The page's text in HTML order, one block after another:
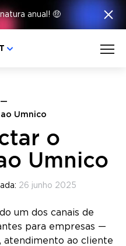
anual! 🤑 ×
o seu idioma
Umnico
o
Umnico
26 junho 2025
um dos canais de
para empresas —
atendimento ao cliente